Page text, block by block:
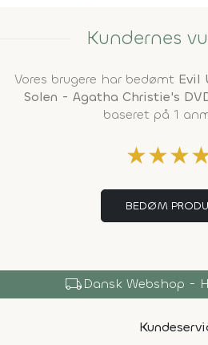
Kundernes
Vores brugere har bedømt Evil
Solen - Agatha Christie's
baseret på 1
★★★
BEDØM
local_shippingDansk Webshop -